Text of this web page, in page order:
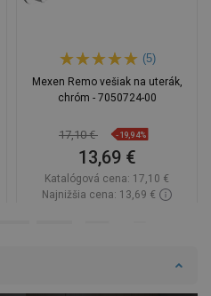
(5)
Mexen Remo vešiak na uterák,
chróm - 7050724-00
17,10 € -19,94%
13,69 €
Katalógová cena: 17,10 €
Najnižšia cena: 13,69 €